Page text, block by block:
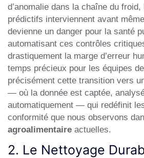
d’anomalie dans la chaîne du
prédictifs interviennent avant
devienne un danger pour la santé
automatisant ces contrôles
drastiquement la marge d’erreur
temps précieux pour les équipes
précisément cette transition vers
— où la donnée est captée,
automatiquement — qui redéfinit
conformité que nous observons
agroalimentaire actuelles.
2. Le Nettoyage